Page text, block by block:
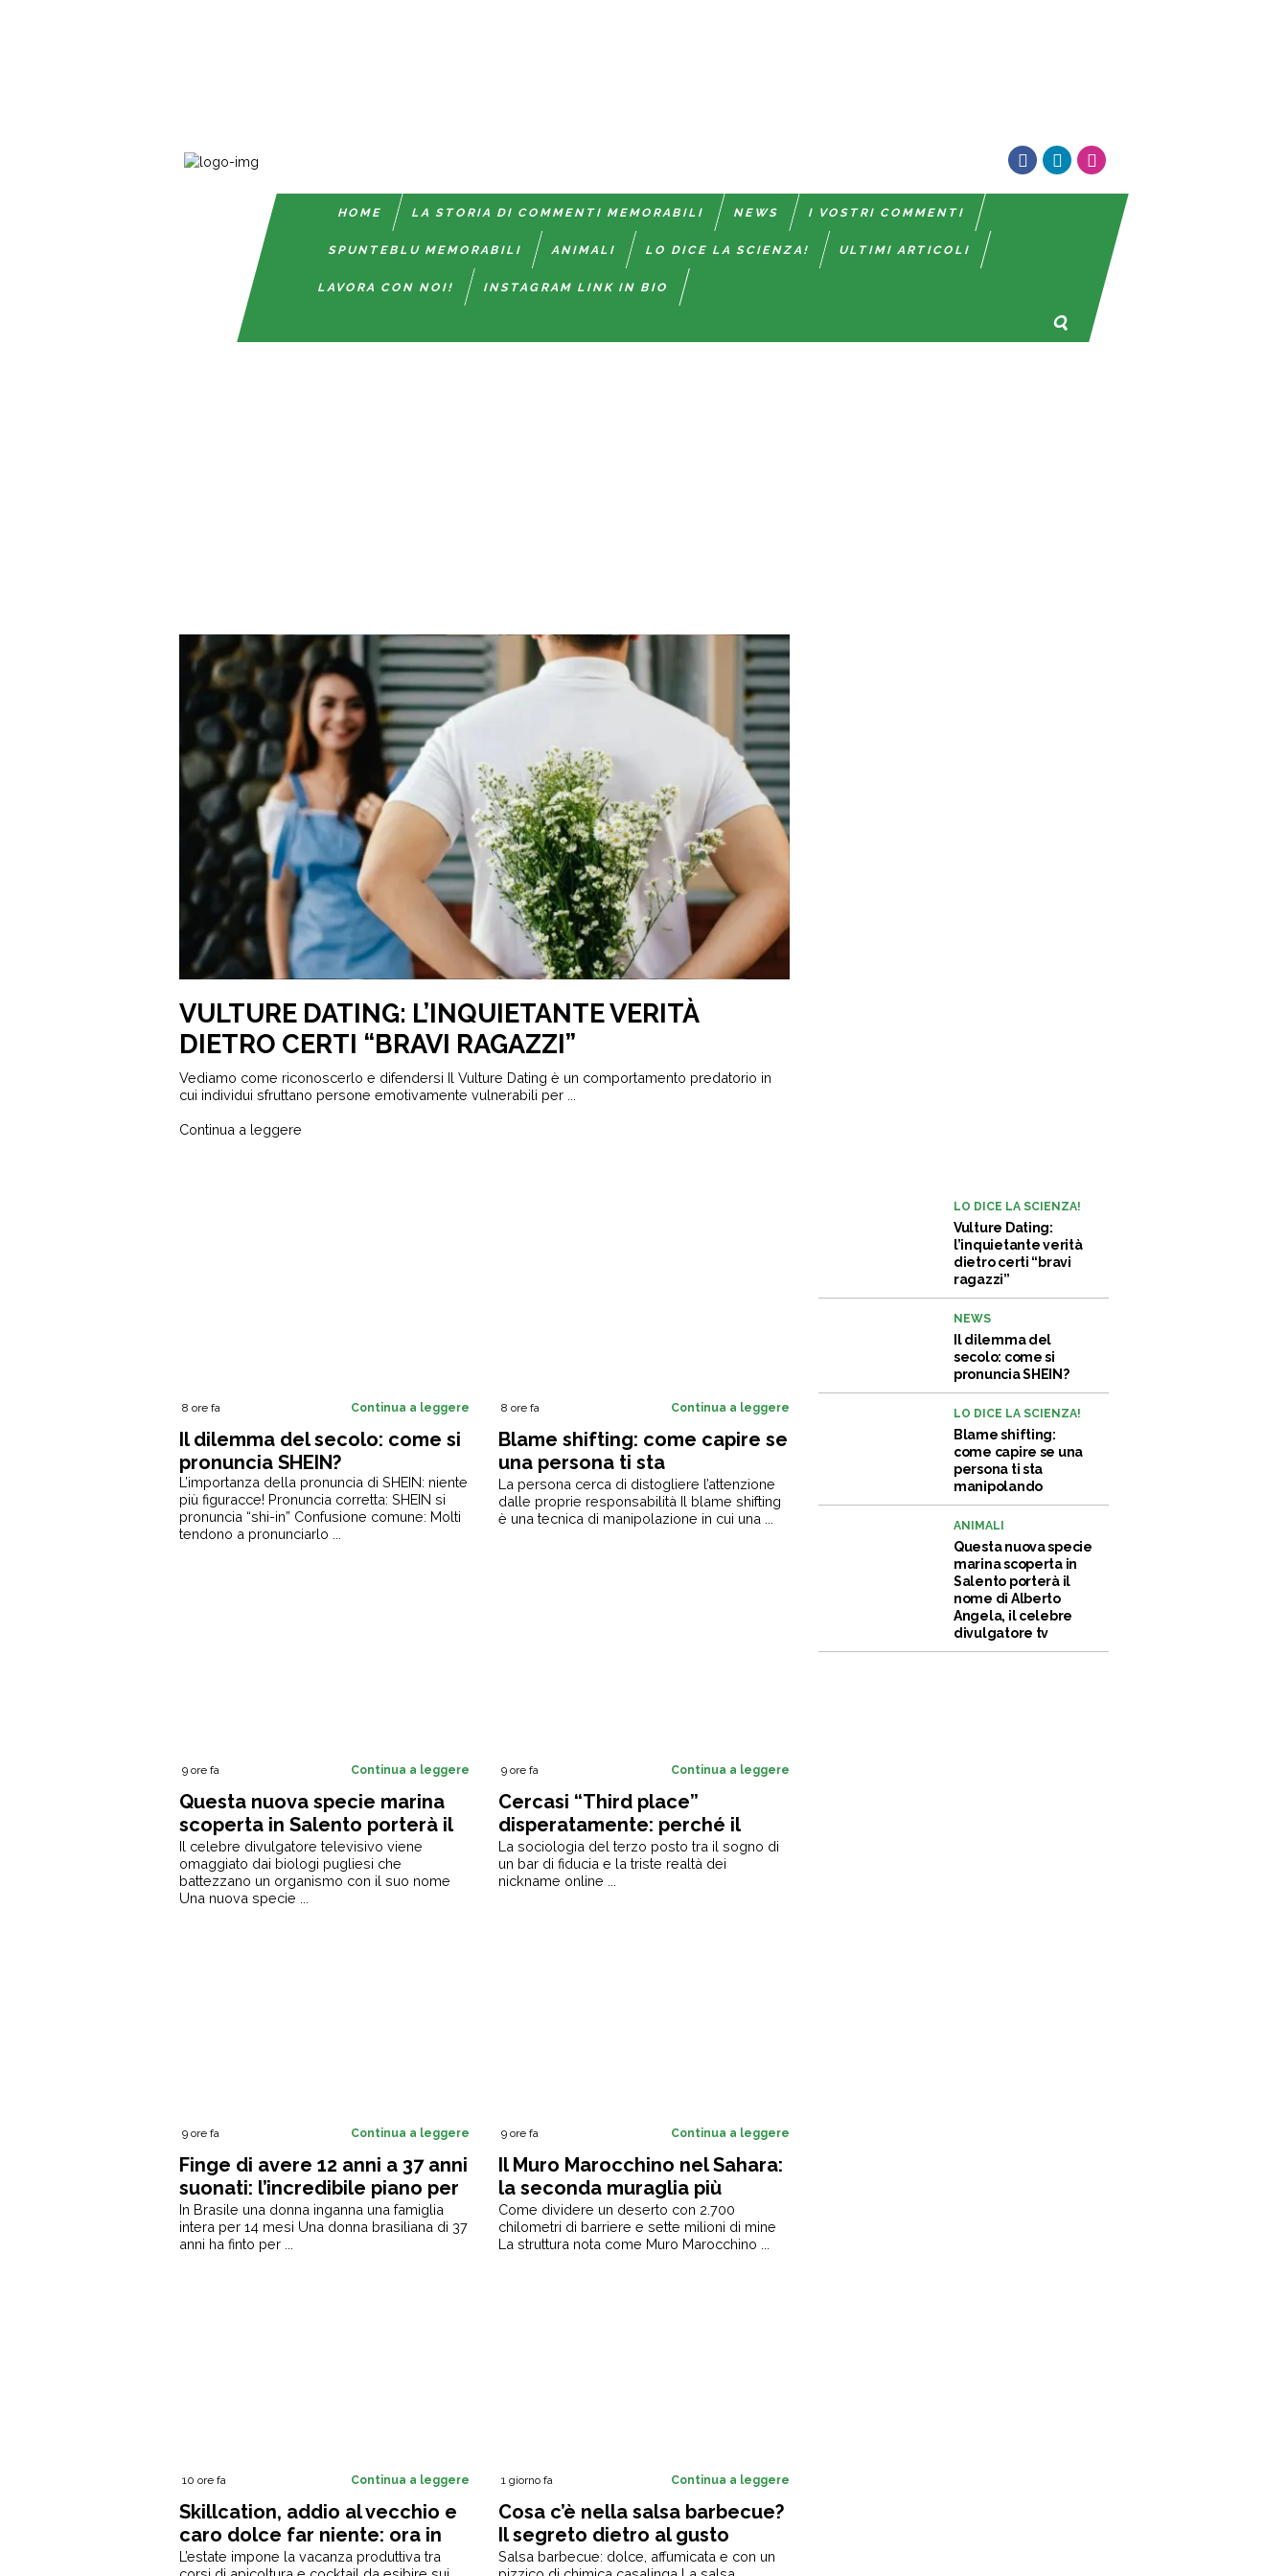
HOME LA STORIA DI COMMENTI MEMORABILI NEWS I VOSTRI COMMENTI
SPUNTEBLU MEMORABILI ANIMALI LO DICE LA SCIENZA! ULTIMI ARTICOLI
LAVORA CON NOI! INSTAGRAM LINK IN BIO
VULTURE DATING: L’INQUIETANTE VERITÀ
DIETRO CERTI “BRAVI RAGAZZI”
Vediamo come riconoscerlo e difendersi Il Vulture Dating è un comportamento predatorio in
cui individui sfruttano persone emotivamente vulnerabili per ...
Continua a leggere
8 ore fa Continua a leggere
Il dilemma del secolo: come si
pronuncia SHEIN?
L’importanza della pronuncia di SHEIN: niente
più figuracce! Pronuncia corretta: SHEIN si
pronuncia “shi-in” Confusione comune: Molti
tendono a pronunciarlo ...
8 ore fa Continua a leggere
Blame shifting: come capire se
una persona ti sta
manipolando
La persona cerca di distogliere l’attenzione
dalle proprie responsabilità Il blame shifting
è una tecnica di manipolazione in cui una ...
9 ore fa Continua a leggere
Questa nuova specie marina
scoperta in Salento porterà il
nome di Alberto Angela, il
celebre divulgatore tv
Il celebre divulgatore televisivo viene
omaggiato dai biologi pugliesi che
battezzano un organismo con il suo nome
Una nuova specie ...
9 ore fa Continua a leggere
Cercasi “Third place”
disperatamente: perché il
divano e l’ufficio non ci
bastano più
La sociologia del terzo posto tra il sogno di
un bar di fiducia e la triste realtà dei
nickname online ...
9 ore fa Continua a leggere
Finge di avere 12 anni a 37 anni
suonati: l’incredibile piano per
farsi adottare [+VIDEO]
In Brasile una donna inganna una famiglia
intera per 14 mesi Una donna brasiliana di 37
anni ha finto per ...
9 ore fa Continua a leggere
Il Muro Marocchino nel Sahara:
la seconda muraglia più
estesa al mondo dopo quella
cinese [+VIDEO]
Come dividere un deserto con 2.700
chilometri di barriere e sette milioni di mine
La struttura nota come Muro Marocchino ...
10 ore fa Continua a leggere
Skillcation, addio al vecchio e
caro dolce far niente: ora in
vacanza devi imparare a fare
L’estate impone la vacanza produttiva tra
1 giorno fa Continua a leggere
Cosa c’è nella salsa barbecue?
Il segreto dietro al gusto
amato in tutto il mondo
Salsa barbecue: dolce, affumicata e con un
LO DICE LA SCIENZA!
Vulture Dating:
l’inquietante verità
dietro certi “bravi
ragazzi”
NEWS
Il dilemma del
secolo: come si
pronuncia SHEIN?
LO DICE LA SCIENZA!
Blame shifting:
come capire se una
persona ti sta
manipolando
ANIMALI
Questa nuova specie
marina scoperta in
Salento porterà il
nome di Alberto
Angela, il celebre
divulgatore tv